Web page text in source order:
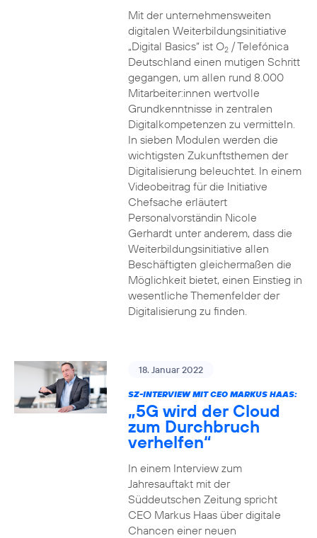
Mit der unternehmensweiten
digitalen Weiterbildungsinitiative
„Digital Basics“ ist O2/ Telefónica
Deutschland einen mutigen Schritt
gegangen, um allen rund 8.000
Mitarbeiter:innen wertvolle
Grundkenntnisse in zentralen
Digitalkompetenzen zu vermitteln.
In sieben Modulen werden die
wichtigsten Zukunftsthemen der
Digitalisierung beleuchtet. In einem
Videobeitrag für die Initiative
Chefsache erläutert
Personalvorständin Nicole
Gerhardt unter anderem, dass die
Weiterbildungsinitiative allen
Beschäftigten gleichermaßen die
Möglichkeit bietet, einen Einstieg in
wesentliche Themenfelder der
Digitalisierung zu finden.
18. Januar 2022
SZ-INTERVIEW MIT CEO MARKUS HAAS:
„5G wird der Cloud
zum Durchbruch
verhelfen“
In einem Interview zum
Jahresauftakt mit der
Süddeutschen Zeitung spricht
CEO Markus Haas über digitale
Chancen einer neuen